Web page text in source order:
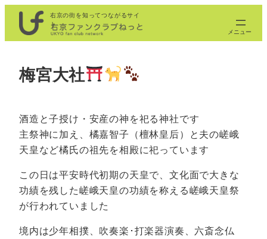
を
右京の街を知ってつながるサイ
ト
梅宮大社
酒造と子授け・安産の神を祀る神社です
主祭神に加え、橘嘉智子（檀林皇后）と夫の嵯峨
天皇など橘氏の祖先を相殿に祀っています
この日は平安時代初期の天皇で、文化面で大きな
功績を残した嵯峨天皇の功績を称える嵯峨天皇祭
が行われていました
境内は少年相撲、吹奏楽･打楽器演奏、六斎念仏